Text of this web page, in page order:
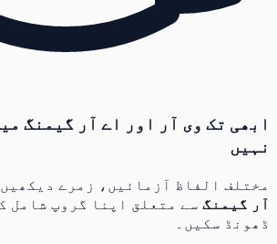
ابھی تک وی آر اور اے آر گیمنگ
نہیں
مختلف الفاظ آزمائیں، زمرے
آر گیمنگسے متعلق اپنا گروپ شامل
ڈھونڈ سکیں۔